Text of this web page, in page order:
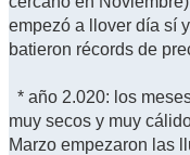
empezó a llover día sí
batieron récords de
* año 2.020: los
muy secos y muy
Marzo empezaron las